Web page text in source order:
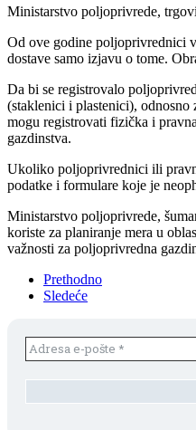
Ministarstvo poljoprivrede,
Od ove godine poljoprivrednici
dostave samo izjavu o tome.
Da bi se registrovalo
(staklenici i plastenici),
mogu registrovati fizička i
gazdinstva.
Ukoliko poljoprivrednici ili
podatke i formulare koje je
Ministarstvo poljoprivrede,
koriste za planiranje mera u
važnosti za poljoprivredna
Prethodno
Sledeće